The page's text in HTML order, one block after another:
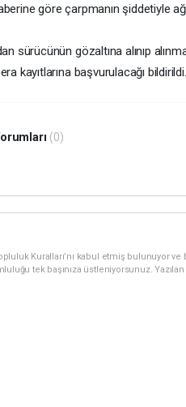
göre çarpmanın şiddetiyle
sürücünün gözaltına alınıp
kayıtlarına başvurulacağı bildirildi.
(0)
Kuralları’nı kabul etmiş bulunuyor
tek başınıza üstleniyorsunuz.